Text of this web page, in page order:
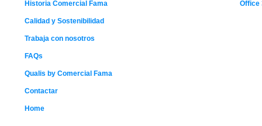
Historia Comercial Fama
Calidad y Sostenibilidad
Trabaja con nosotros
FAQs
Qualis by Comercial Fama
Contactar
Home
Office